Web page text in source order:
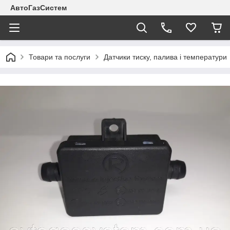
АвтоГазСистем
Товари та послуги Датчики тиску, палива і температури